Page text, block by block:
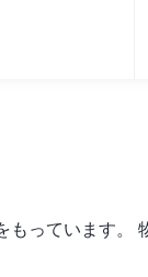
っています。